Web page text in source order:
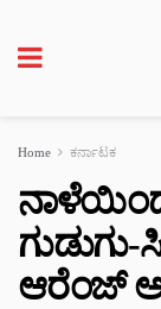
Home ಕರ್ನಾಟಕ
ನಾಳೆಯಿಂದ
ಆರೆಂಜ್